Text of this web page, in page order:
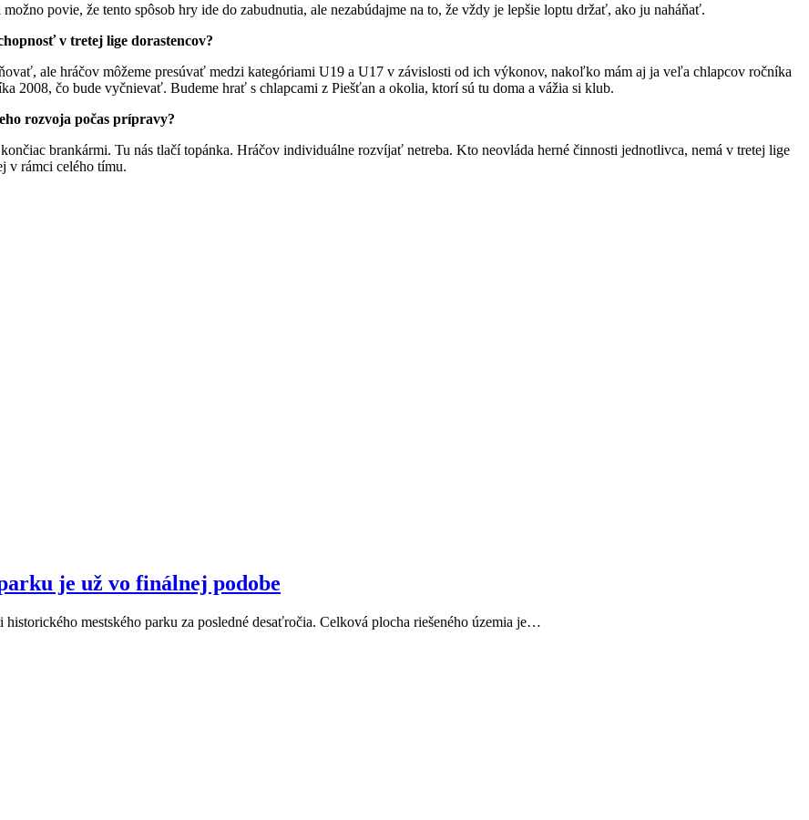
povie, že tento spôsob hry ide do zabudnutia, ale nezabúdajme na to, že vždy je lepšie loptu držať, ako ju naháňať.
v tretej lige dorastencov?
ale hráčov môžeme presúvať medzi kategóriami U19 a U17 v závislosti od ich výkonov, nakoľko mám aj ja veľa chlapcov ročníka
2008, čo bude vyčnievať. Budeme hrať s chlapcami z Piešťan a okolia, ktorí sú tu doma a vážia si klub.
rozvoja počas prípravy?
brankármi. Tu nás tlačí topánka. Hráčov individuálne rozvíjať netreba. Kto neovláda herné činnosti jednotlivca, nemá v tretej lige
v rámci celého tímu.
je už vo finálnej podobe
mestského parku za posledné desaťročia. Celková plocha riešeného územia je…